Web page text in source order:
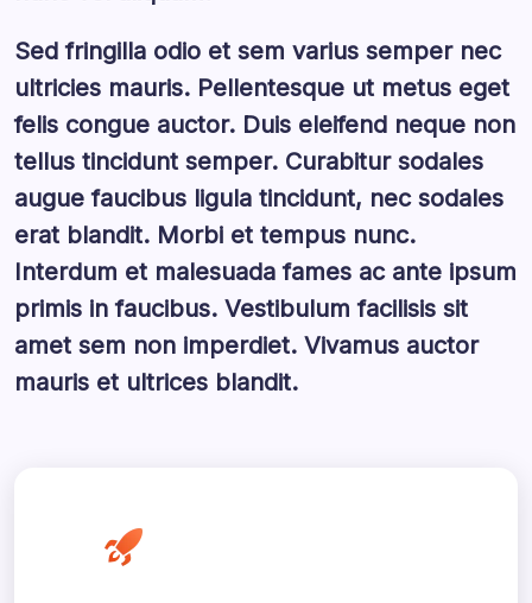
Sed fringilla odio et sem varius semper nec
ultricies mauris. Pellentesque ut metus eget
felis congue auctor. Duis eleifend neque non
tellus tincidunt semper. Curabitur sodales
augue faucibus ligula tincidunt, nec sodales
erat blandit. Morbi et tempus nunc.
Interdum et malesuada fames ac ante ipsum
primis in faucibus. Vestibulum facilisis sit
amet sem non imperdiet. Vivamus auctor
mauris et ultrices blandit.